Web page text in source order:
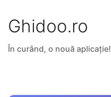
Ghidoo.ro
În curând, o nouă aplicație!